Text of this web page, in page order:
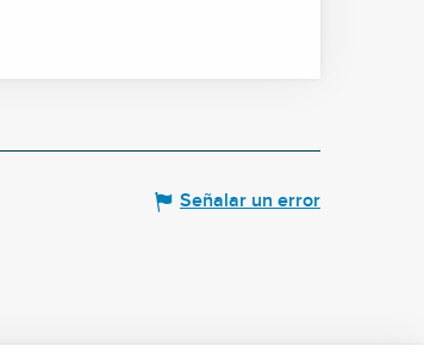
Señalar un error